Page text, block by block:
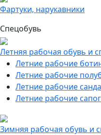
Фартуки, нарукавники
Спецобувь
Летняя рабочая обувь и
Летние рабочие
Летние рабочие
Летние рабочие
Летние рабочие
Зимняя рабочая обувь и